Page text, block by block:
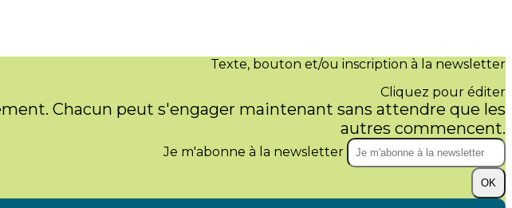
Texte, bouton et/ou inscription à la newsletter
Cliquez pour éditer
Chacun peut s'engager maintenant sans attendre que les
autres commencent.
Je m'abonne à la newsletter
OK